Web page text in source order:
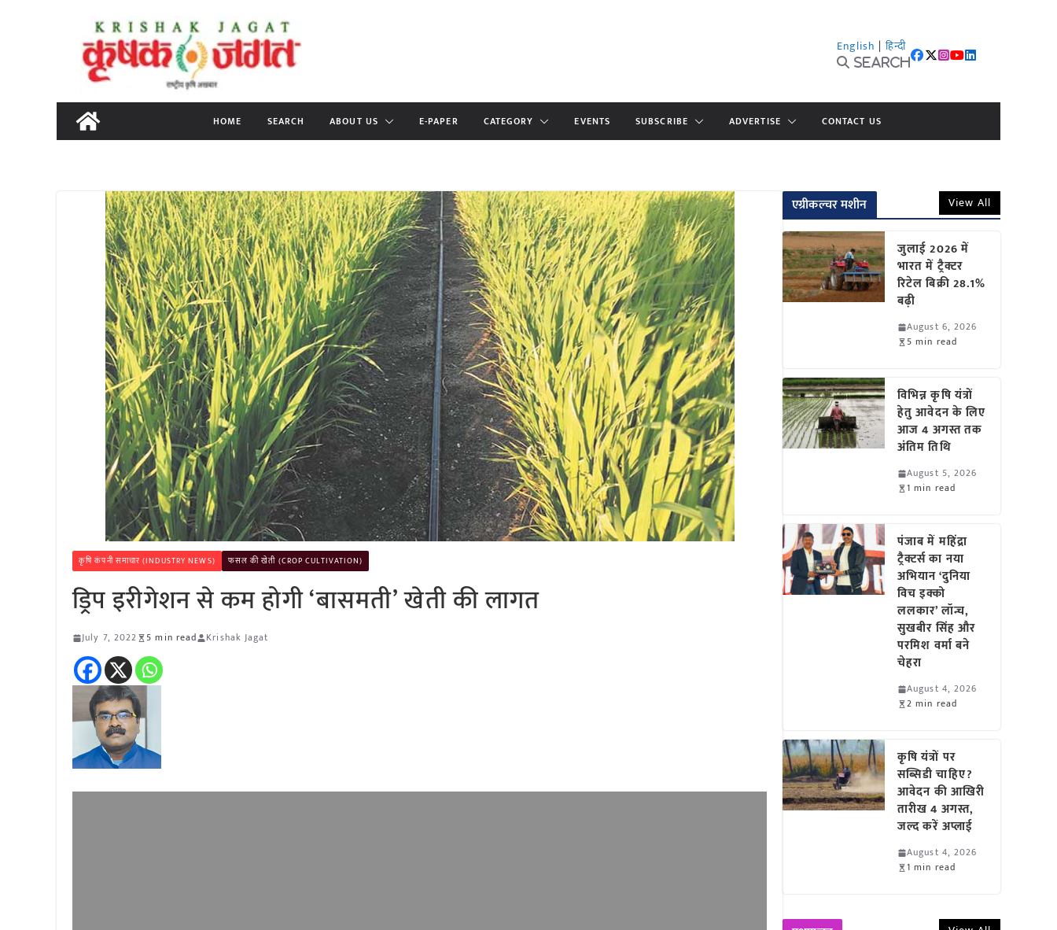
content
English | हिन्दी
Search
HOME SEARCH ABOUT US E-PAPER CATEGORY EVENTS SUBSCRIBE ADVERTISE CONTACT US
कृषि कंपनी समाचार (INDUSTRY NEWS) फसल की खेती (CROP CULTIVATION)
ड्रिप इरीगेशन से कम होगी ‘बासमती’ खेती की लागत
July 7, 2022 5 min read Krishak Jagat
एग्रीकल्चर मशीन View All
जुलाई 2026 में
भारत में ट्रैक्टर
रिटेल बिक्री 28.1%
बढ़ी
August 6, 2026
5 min read
विभिन्न कृषि यंत्रों
हेतु आवेदन के लिए
आज 4 अगस्त तक
अंतिम तिथि
August 5, 2026
1 min read
पंजाब में महिंद्रा
ट्रैक्टर्स का नया
अभियान ‘दुनिया
विच इक्को
ललकार’ लॉन्च,
सुखबीर सिंह और
परमिश वर्मा बने
चेहरा
August 4, 2026
2 min read
कृषि यंत्रों पर
सब्सिडी चाहिए?
आवेदन की आखिरी
तारीख 4 अगस्त,
जल्द करें अप्लाई
August 4, 2026
1 min read